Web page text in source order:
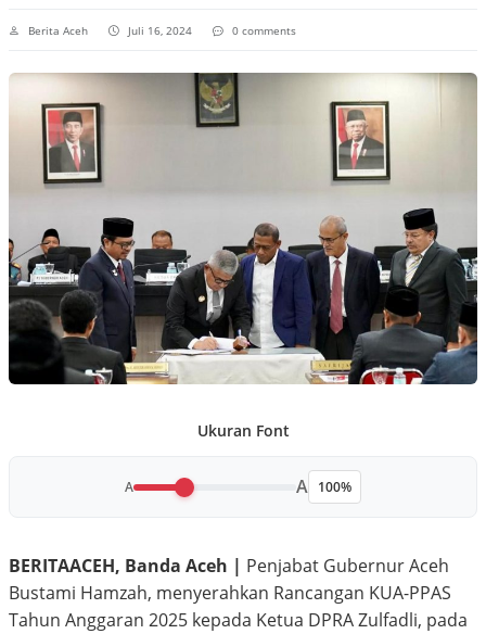
Berita Aceh Juli 16, 2024 0 comments
Ukuran Font
A A 100%
BERITAACEH, Banda Aceh | Penjabat Gubernur Aceh
Bustami Hamzah, menyerahkan Rancangan KUA-PPAS
Tahun Anggaran 2025 kepada Ketua DPRA Zulfadli, pada